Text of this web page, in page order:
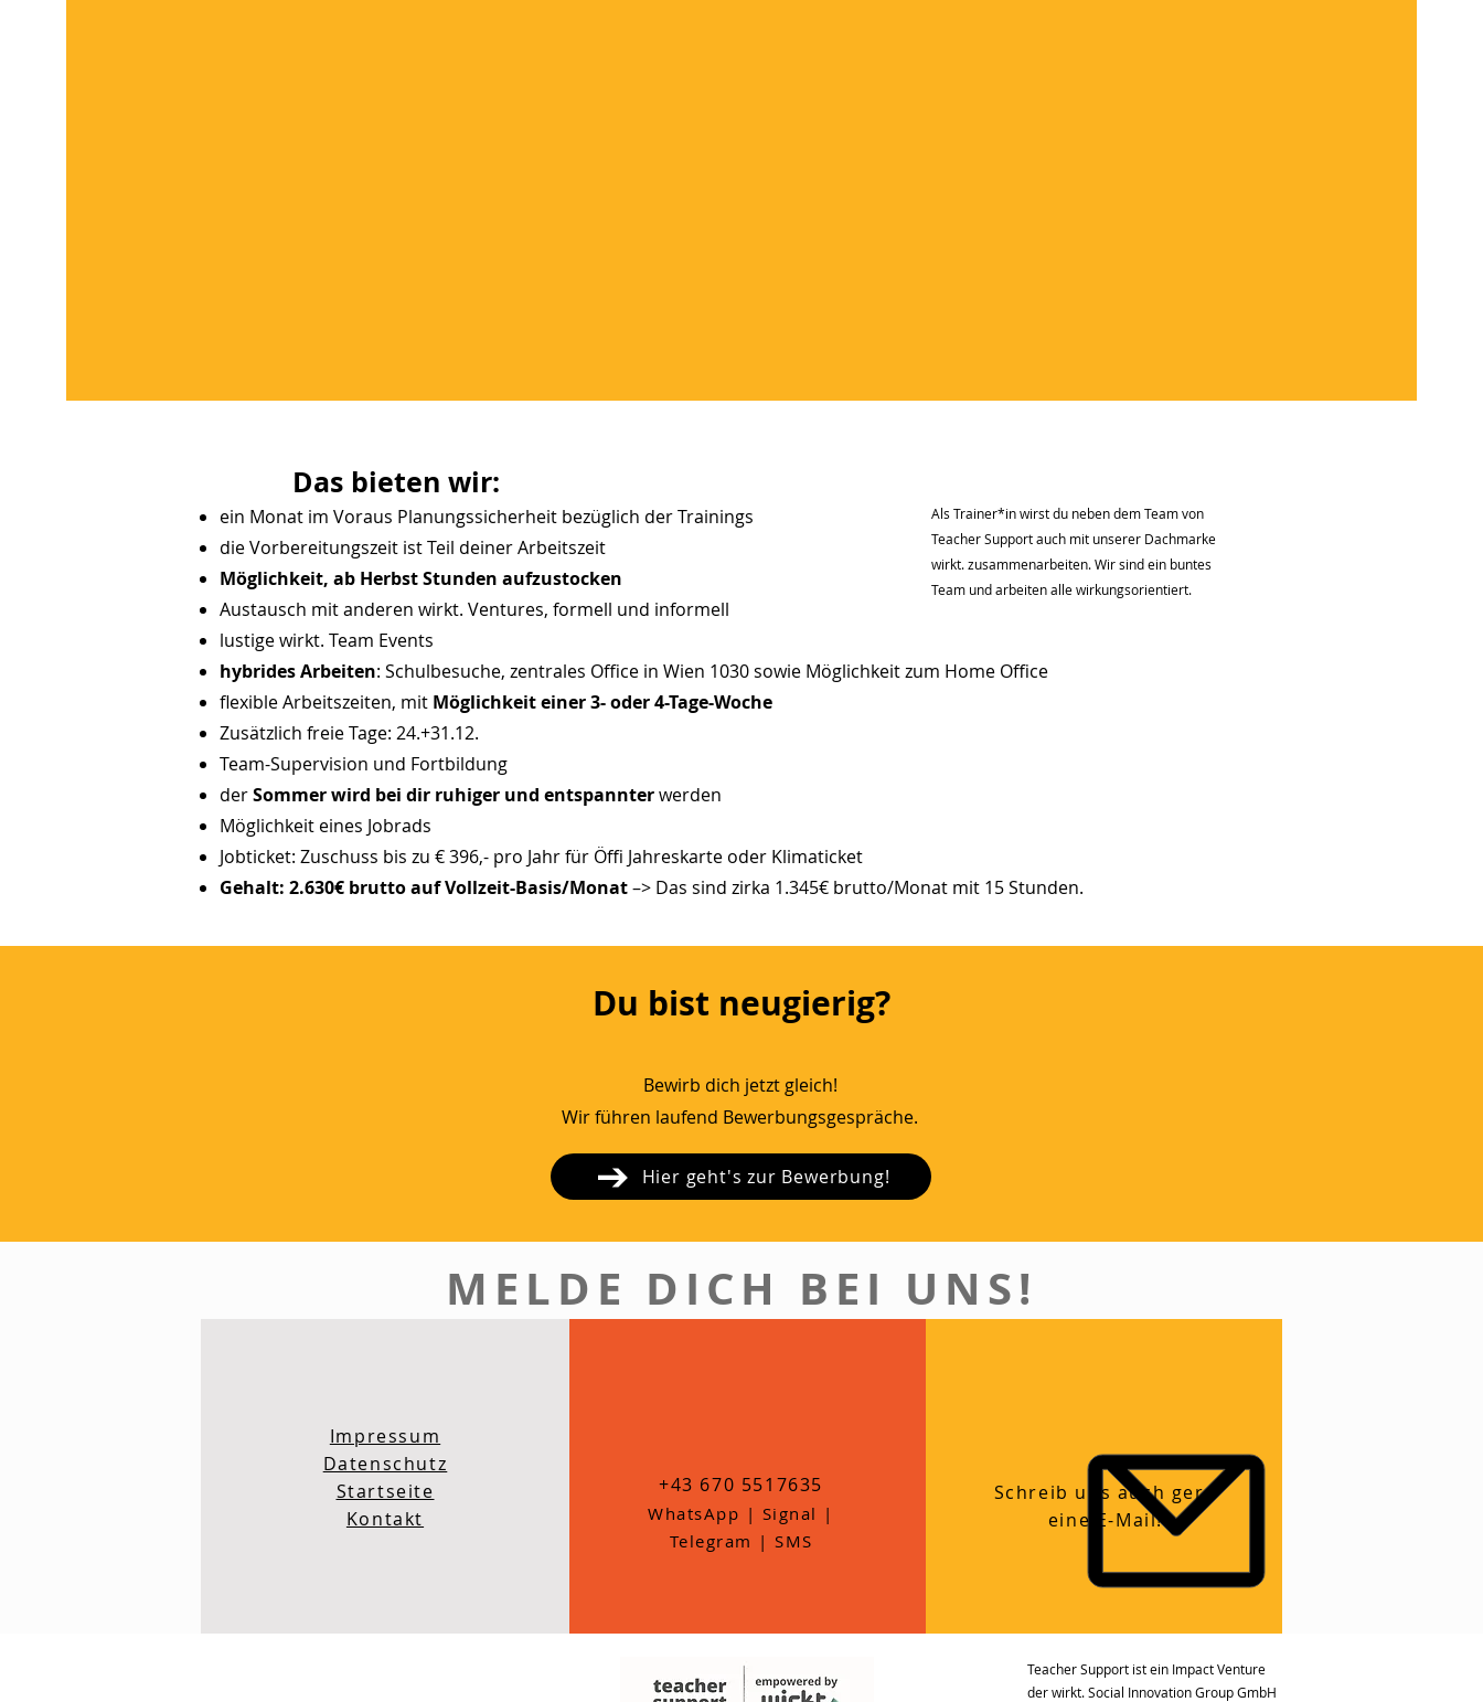
Das bieten wir:
ein Monat im Voraus Planungssicherheit bezüglich der Trainings
die Vorbereitungszeit ist Teil deiner Arbeitszeit
Möglichkeit, ab Herbst Stunden aufzustocken
Austausch mit anderen wirkt. Ventures, formell und informell
lustige wirkt. Team Events
hybrides Arbeiten: Schulbesuche, zentrales Office in Wien 1030 sowie Möglichkeit zum Home Office
flexible Arbeitszeiten, mit Möglichkeit einer 3- oder 4-Tage-Woche
Zusätzlich freie Tage: 24.+31.12.
Team-Supervision und Fortbildung
derSommer wird bei dir ruhiger und entspannterwerden
Möglichkeit eines Jobrads
Jobticket: Zuschuss bis zu € 396,- pro Jahr für Öffi Jahreskarte oder Klimaticket
Gehalt: 2.630€ brutto auf Vollzeit-Basis/Monat–> Das sind zirka 1.345€ brutto/Monat mit 15 Stunden.
Als Trainer*in wirst du neben dem Team von
Teacher Support auch mit unserer Dachmarke
wirkt. zusammenarbeiten. Wir sind ein buntes
Team und arbeiten alle wirkungsorientiert.
Du bist neugierig?
Bewirb dich jetzt gleich!
Wir führen laufend Bewerbungsgespräche.
Hier geht's zur Bewerbung!
MELDE DICH BEI UNS!
Impressum
Datenschutz
Startseite
Kontakt
+43 670 5517635
WhatsApp | Signal |
Telegram | SMS
Schreib uns auch gern
eine E-Mail!
Teacher Support ist ein Impact Venture
der wirkt. Social Innovation Group GmbH